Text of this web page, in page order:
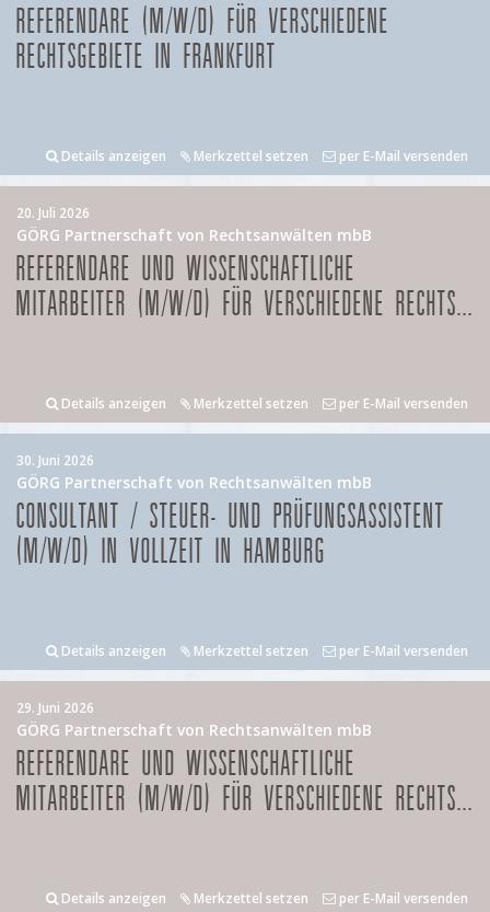
REFERENDARE (M/W/D) FÜR VERSCHIEDENE
RECHTSGEBIETE IN FRANKFURT
Details anzeigen Merkzettel setzen per E-Mail versenden
20. Juli 2026
GÖRG Partnerschaft von Rechtsanwälten mbB
REFERENDARE UND WISSENSCHAFTLICHE
MITARBEITER (M/W/D) FÜR VERSCHIEDENE RECHTS...
Details anzeigen Merkzettel setzen per E-Mail versenden
30. Juni 2026
GÖRG Partnerschaft von Rechtsanwälten mbB
CONSULTANT / STEUER- UND PRÜFUNGSASSISTENT
(M/W/D) IN VOLLZEIT IN HAMBURG
Details anzeigen Merkzettel setzen per E-Mail versenden
29. Juni 2026
GÖRG Partnerschaft von Rechtsanwälten mbB
REFERENDARE UND WISSENSCHAFTLICHE
MITARBEITER (M/W/D) FÜR VERSCHIEDENE RECHTS...
Details anzeigen Merkzettel setzen per E-Mail versenden